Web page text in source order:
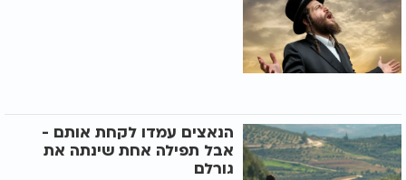
הנאצים עמדו לקחת אותם -
אבל תפילה אחת שינתה את
גורלם